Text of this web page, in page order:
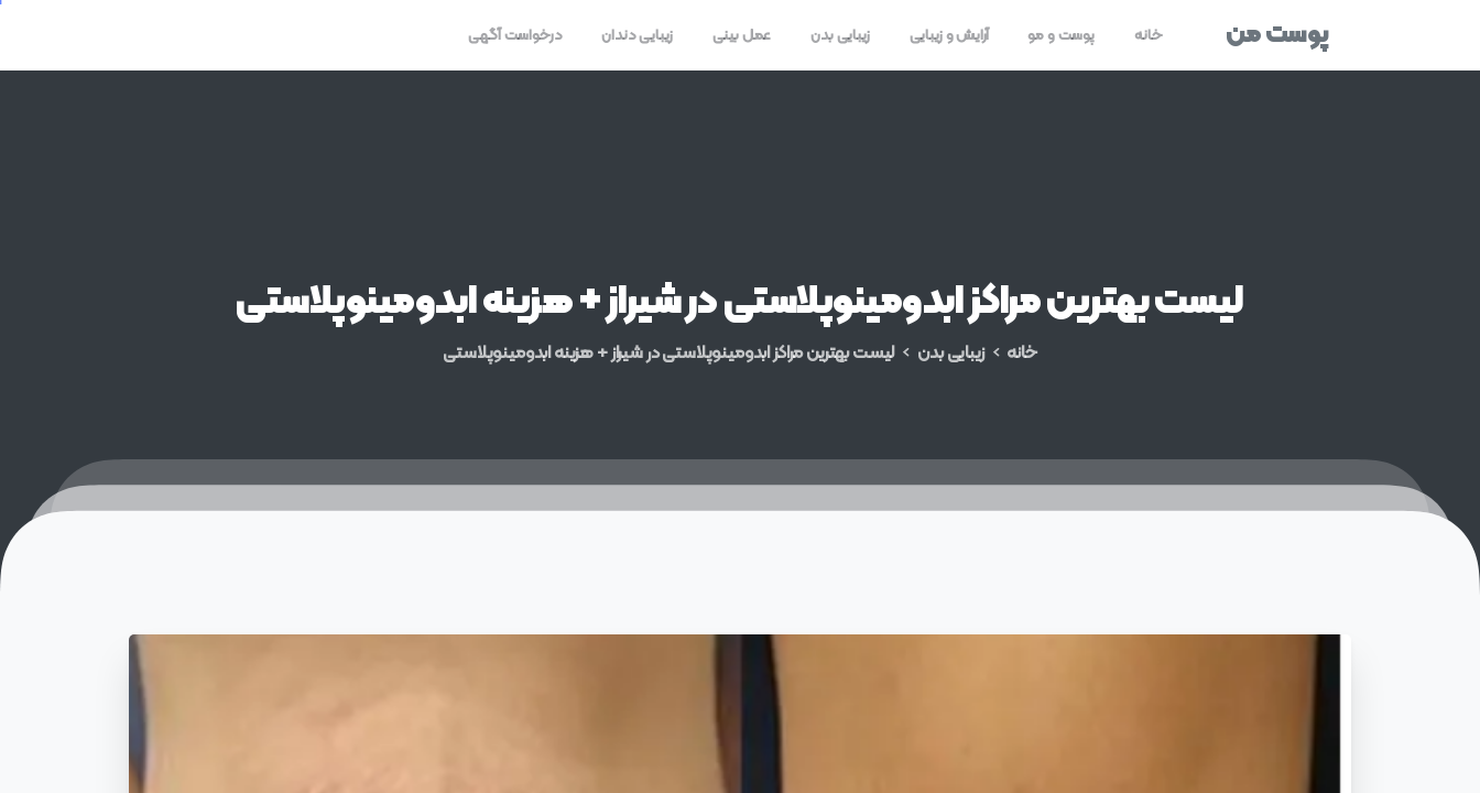
پوست من خانه پوست و مو آرایش و زیبایی زیبایی بدن عمل بینی زیبایی دندان درخواست آگهی
لیستبهترینمراکزابدومینوپلاستیدرشیراز+هزینهابدومینوپلاستی
خانه زیبایی بدن لیست بهترین مراکز ابدومینوپلاستی در شیراز + هزینه ابدومینوپلاستی